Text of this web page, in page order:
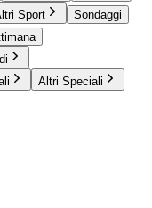
Sport
Sondaggi
Altri Speciali